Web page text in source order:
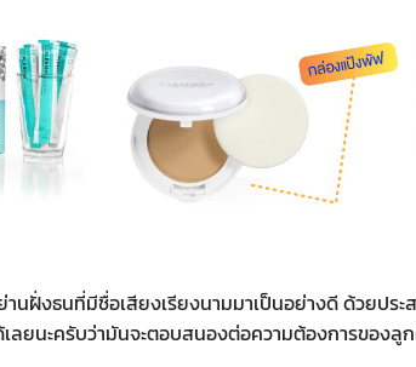
นฝั่งธนที่มีชื่อเสียงเรียงนามมาเป็นอย่างดี ด้วยปร
ยนะครับว่ามันจะตอบสนองต่อความต้องการของลู